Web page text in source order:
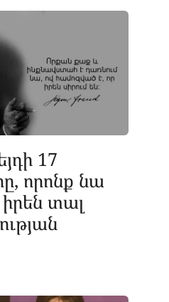
17
որոնք նա
տալ